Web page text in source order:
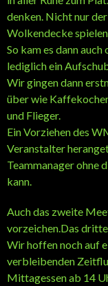
denken. Nicht nur
Wolkendecke
So kam es dann
lediglich ein
Wir gingen dann
über wie
und Flieger.
Ein Vorziehen des
Veranstalter
Teammanager ohne
kann.
Auch das zweite
vorzeichen.Das
Wir hoffen noch auf
verbleibenden
Mittagessen ab 14